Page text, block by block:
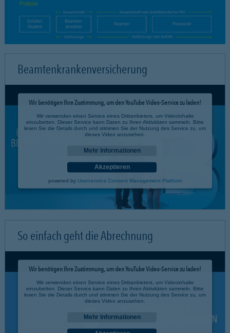
Beamtenkrankenversicherung
Wir benötigen Ihre Zustimmung, um den YouTube Video-Service zu laden!
Wir verwenden einen Service eines Drittanbieters, um Videoinhalte
einzubetten. Dieser Service kann Daten zu Ihren Aktivitäten sammeln. Bitte
lesen Sie die Details durch und stimmen Sie der Nutzung des Service zu, um
dieses Video anzusehen.
Mehr Informationen
Akzeptieren
powered by Usercentrics Consent Management Platform
So einfach geht die Abrechnung
Wir benötigen Ihre Zustimmung, um den YouTube Video-Service zu laden!
Wir verwenden einen Service eines Drittanbieters, um Videoinhalte
einzubetten. Dieser Service kann Daten zu Ihren Aktivitäten sammeln. Bitte
lesen Sie die Details durch und stimmen Sie der Nutzung des Service zu, um
dieses Video anzusehen.
Mehr Informationen